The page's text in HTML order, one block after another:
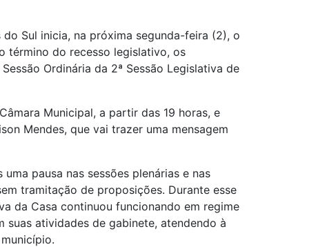
Sul inicia, na próxima segunda-feira (2), o
término do recesso legislativo, os
Ordinária da 2ª Sessão Legislativa de
Municipal, a partir das 19 horas, e
Mendes, que vai trazer uma mensagem
pausa nas sessões plenárias e nas
tramitação de proposições. Durante esse
da Casa continuou funcionando em regime
suas atividades de gabinete, atendendo à